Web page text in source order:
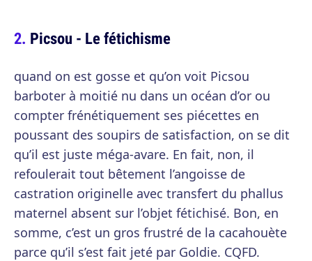
Picsou - Le fétichisme
quand on est gosse et qu’on voit Picsou
barboter à moitié nu dans un océan d’or ou
compter frénétiquement ses piécettes en
poussant des soupirs de satisfaction, on se dit
qu’il est juste méga-avare. En fait, non, il
refoulerait tout bêtement l’angoisse de
castration originelle avec transfert du phallus
maternel absent sur l’objet fétichisé. Bon, en
somme, c’est un gros frustré de la cacahouète
parce qu’il s’est fait jeté par Goldie. CQFD.